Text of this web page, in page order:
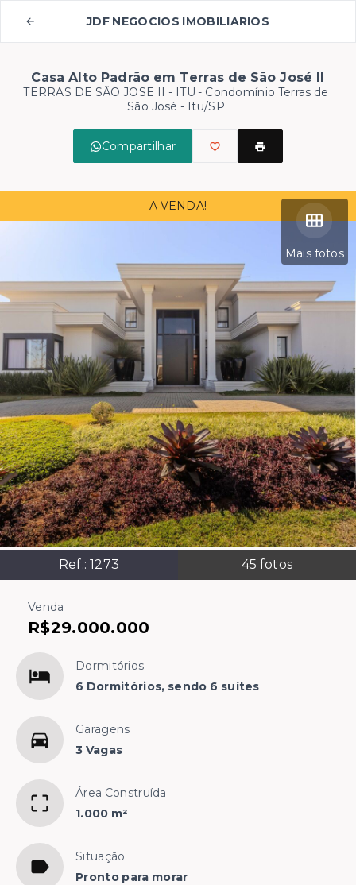
JDF NEGOCIOS IMOBILIARIOS
Casa Alto Padrão em Terras de São José II
TERRAS DE SÃO JOSE II - ITU - Condomínio Terras de
São José - Itu/SP
Compartilhar
Mais fotos
Ref.: 1273 45 fotos
A VENDA!
Venda
R$29.000.000
Dormitórios
6 Dormitórios, sendo 6 suítes
Garagens
3 Vagas
Área Construída
1.000 m²
Situação
Pronto para morar